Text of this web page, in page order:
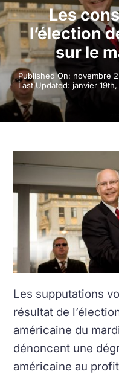
Les
l’élection
sur le
Published On: novembre
Last Updated: janvier 19th,
Les supputations
résultat de
américaine du
dénoncent une
américaine au